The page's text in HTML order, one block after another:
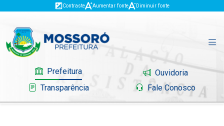
Contraste Aumentar fonte Diminuir fonte
Prefeitura
Ouvidoria
Transparência
Fale Conosco